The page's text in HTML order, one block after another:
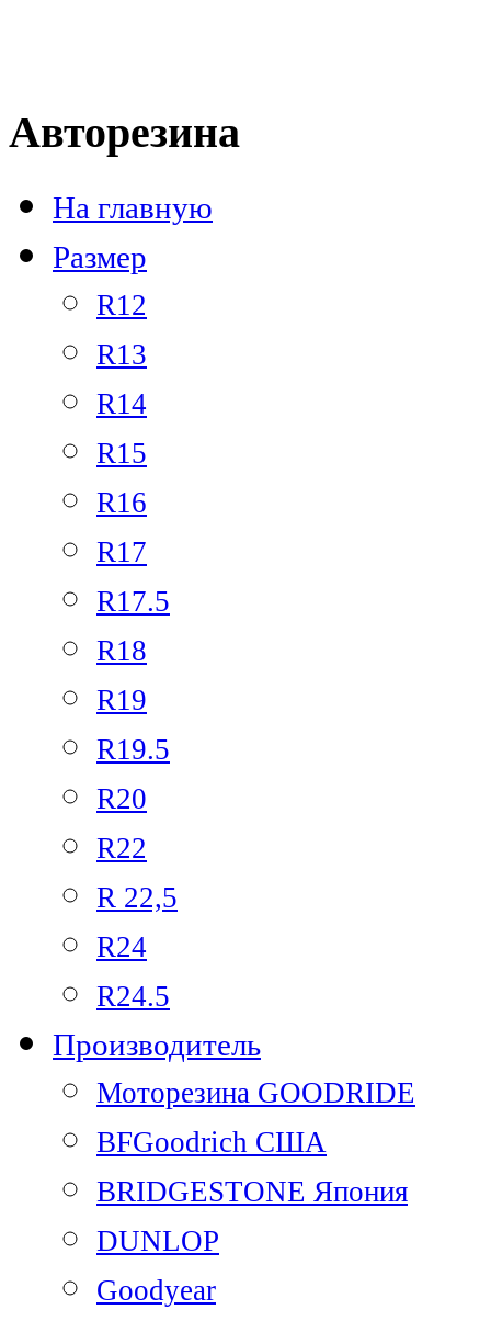
Авторезина
На главную
Размер
R12
R13
R14
R15
R16
R17
R17.5
R18
R19
R19.5
R20
R22
R 22,5
R24
R24.5
Производитель
Моторезина GOODRIDE
BFGoodrich США
BRIDGESTONE Япония
DUNLOP
Goodyear